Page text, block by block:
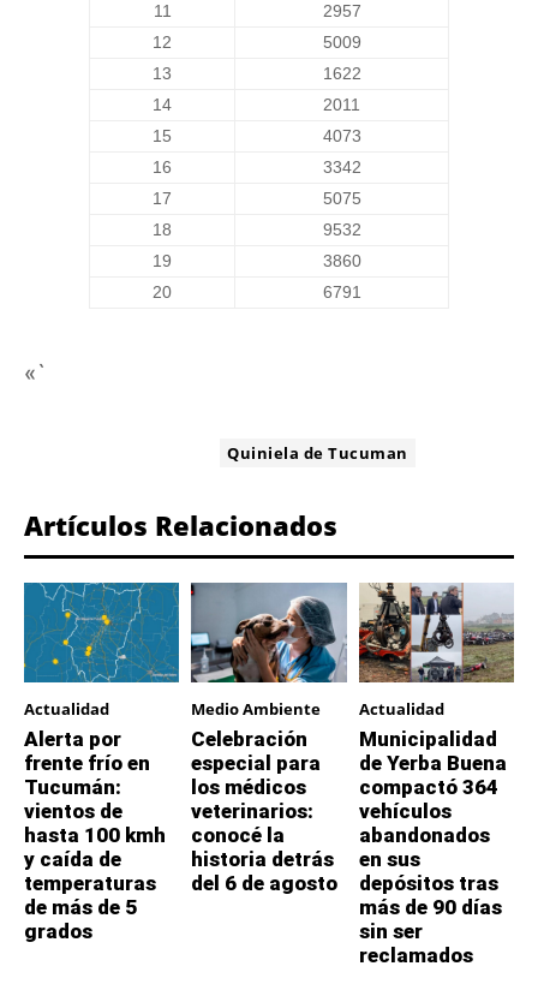
11
2957
12
5009
13
1622
14
2011
15
4073
16
3342
17
5075
18
9532
19
3860
20
6791
«`
Quiniela de Tucuman
Artículos Relacionados
Actualidad
Alerta por
frente frío en
Tucumán:
vientos de
hasta 100 kmh
y caída de
temperaturas
de más de 5
grados
Medio Ambiente
Celebración
especial para
los médicos
veterinarios:
conocé la
historia detrás
del 6 de agosto
Actualidad
Municipalidad
de Yerba Buena
compactó 364
vehículos
abandonados
en sus
depósitos tras
más de 90 días
sin ser
reclamados